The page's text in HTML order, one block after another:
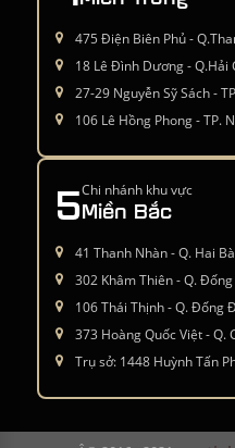
475 Điện Biên Phủ -
18 Lê Đình Dương - Q.Hải
27-29 Nguyễn Sỹ Sách -
106 Lê Hồng Phong - TP.
5Chi nhánh khu vực
Miền Bắc
41 Thanh Nhàn - Q. Hai
302 Khâm Thiên - Q.
106 Thái Thịnh - Q. Đống
373 Hoàng Quốc Việt - Q.
Trụ sở: 1448 Huỳnh Tấn